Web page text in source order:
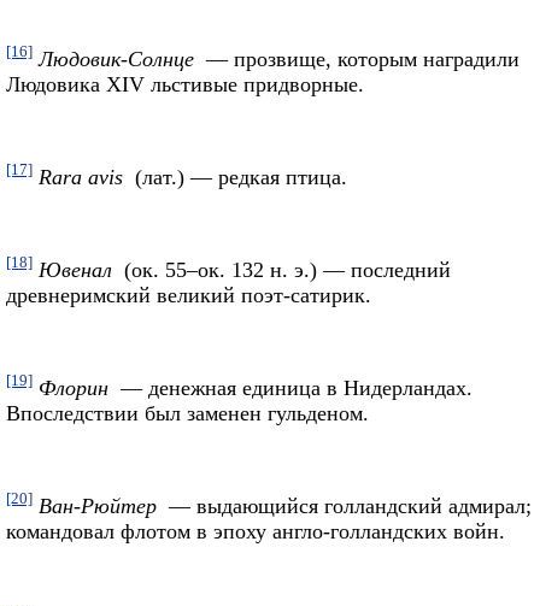
[16] Людовик-Солнце — прозвище, которым наградили
Людовика XIV льстивые придворные.
[17] Rara avis (лат.) — редкая птица.
[18] Ювенал (ок. 55–ок. 132 н. э.) — последний
древнеримский великий поэт-сатирик.
[19] Флорин — денежная единица в Нидерландах.
Впоследствии был заменен гульденом.
[20] Ван-Рюйтер — выдающийся голландский адмирал;
командовал флотом в эпоху англо-голландских войн.